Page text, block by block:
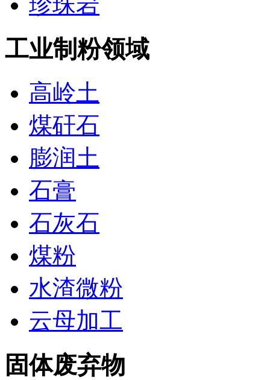
工业制粉领域
高岭土
煤矸石
膨润土
石膏
石灰石
煤粉
水渣微粉
云母加工
固体废弃物